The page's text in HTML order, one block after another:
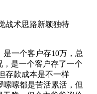
战术思路新颖独特
一个客户存10万，总
，是一个客户存了一个
存款成本是不一样
嗦嗦都是苦活累活，但